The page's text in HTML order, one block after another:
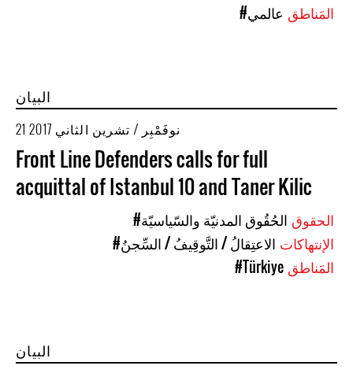
#عالمي
البيان
21 نوفَمْبِر / تشرين الثاني 2017
Front Line Defenders calls for full
acquittal of Istanbul 10 and Taner Kilic
#الحُقُوق المدنيّة والسّياسيّة
#الاعتِقالُ / التَّوقِيفُ / السِّجنُ
#Türkiye
البيان